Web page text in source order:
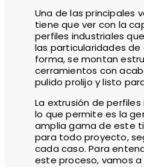
Una de las principales
tiene que ver con la
perfiles industriales
las particularidades
forma, se montan
cerramientos con
pulido prolijo y listo
La extrusión de
lo que permite es la
amplia gama de este
para todo proyecto,
cada caso. Para
este proceso, vamos